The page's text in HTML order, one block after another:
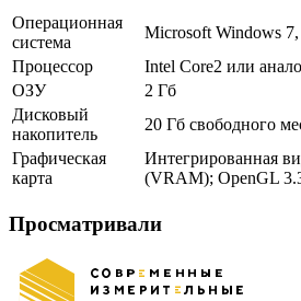
Операционная
система
Microsoft Windows
Процессор
Intel Core2 или
ОЗУ
2 Гб
Дисковый
накопитель
20 Гб свободного
Графическая
карта
Интегрированная
(VRAM); OpenGL
Просматривали